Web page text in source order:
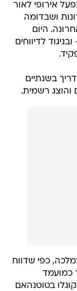
אירופי לאור
ושבדומה
היום
לדיווחים
בשנתיים
והוצג רשמית.
כפי שדווח
כמועמד
בטוטנהאם